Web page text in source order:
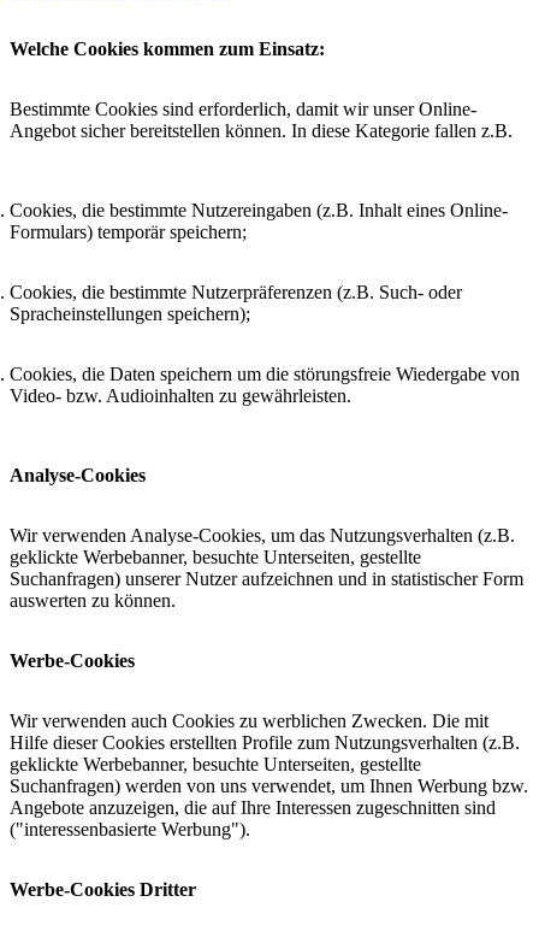
Welche Cookies kommen zum Einsatz:
Bestimmte Cookies sind erforderlich, damit wir unser Online-
Angebot sicher bereitstellen können. In diese Kategorie fallen z.B.
Cookies, die bestimmte Nutzereingaben (z.B. Inhalt eines Online-
Formulars) temporär speichern;
Cookies, die bestimmte Nutzerpräferenzen (z.B. Such- oder
Spracheinstellungen speichern);
Cookies, die Daten speichern um die störungsfreie Wiedergabe von
Video- bzw. Audioinhalten zu gewährleisten.
Analyse-Cookies
Wir verwenden Analyse-Cookies, um das Nutzungsverhalten (z.B.
geklickte Werbebanner, besuchte Unterseiten, gestellte
Suchanfragen) unserer Nutzer aufzeichnen und in statistischer Form
auswerten zu können.
Werbe-Cookies
Wir verwenden auch Cookies zu werblichen Zwecken. Die mit
Hilfe dieser Cookies erstellten Profile zum Nutzungsverhalten (z.B.
geklickte Werbebanner, besuchte Unterseiten, gestellte
Suchanfragen) werden von uns verwendet, um Ihnen Werbung bzw.
Angebote anzuzeigen, die auf Ihre Interessen zugeschnitten sind
("interessenbasierte Werbung").
Werbe-Cookies Dritter